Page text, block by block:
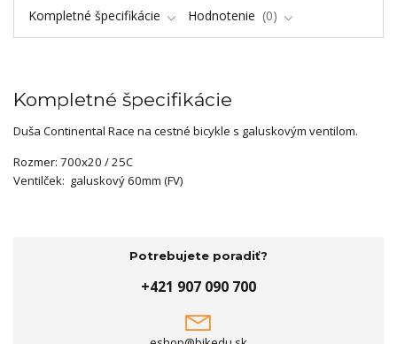
Kompletné špecifikácie Hodnotenie 0
Kompletné špecifikácie
Duša Continental Race na cestné bicykle s galuskovým ventilom.
Rozmer: 700x20 / 25C
Ventilček: galuskový 60mm (FV)
Potrebujete poradiť?
+421 907 090 700